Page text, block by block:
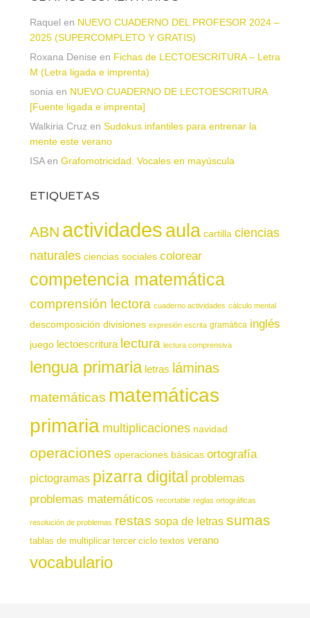
Raquel en NUEVO CUADERNO DEL PROFESOR 2024 –
2025 (SUPERCOMPLETO Y GRATIS)
Roxana Denise en Fichas de LECTOESCRITURA – Letra
M (Letra ligada e imprenta)
sonia en NUEVO CUADERNO DE LECTOESCRITURA
[Fuente ligada e imprenta]
Walkiria Cruz en Sudokus infantiles para entrenar la
mente este verano
ISAen Grafomotricidad. Vocales en mayúscula
ETIQUETAS
ABN actividadesaula cartilla ciencias
naturales ciencias sociales colorear
competencia matemática
comprensión lectora cuaderno actividades cálculo mental
descomposición divisiones expresión escrita gramática inglés
juego lectoescritura lectura lectura comprensiva
lengua primaria letras láminas
matemáticas matemáticas
primaria multiplicaciones navidad
operaciones operaciones básicas ortografía
pictogramas pizarra digital problemas
problemas matemáticos recortable reglas ortográficas
resolución de problemas restas sopa de letras sumas
tablas de multiplicar tercer ciclo textos verano
vocabulario